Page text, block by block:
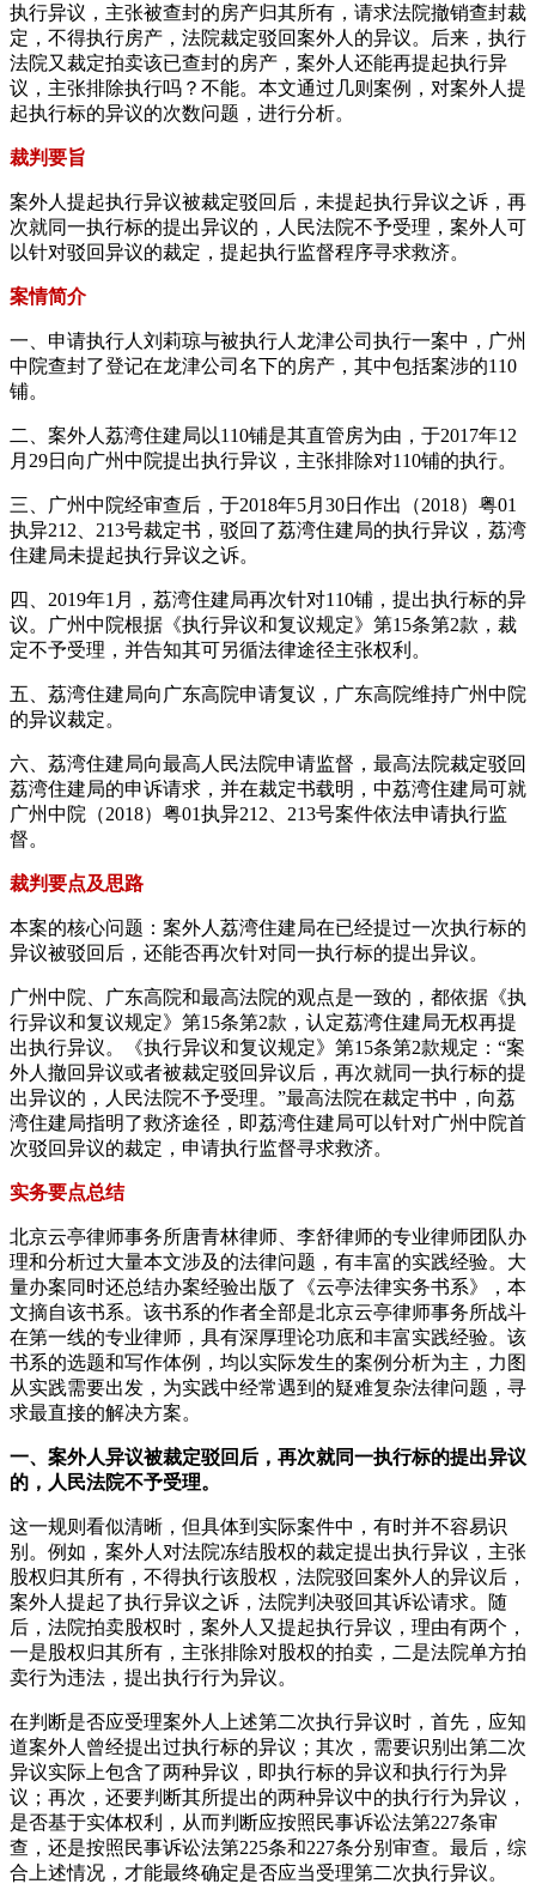
执行异议，主张被查封的房产归其所有，请求法院撤销查封裁
定，不得执行房产，法院裁定驳回案外人的异议。后来，执行
法院又裁定拍卖该已查封的房产，案外人还能再提起执行异
议，主张排除执行吗？不能。本文通过几则案例，对案外人提
起执行标的异议的次数问题，进行分析。
裁判要旨
案外人提起执行异议被裁定驳回后，未提起执行异议之诉，再
次就同一执行标的提出异议的，人民法院不予受理，案外人可
以针对驳回异议的裁定，提起执行监督程序寻求救济。
案情简介
一、申请执行人刘莉琼与被执行人龙津公司执行一案中，广州
中院查封了登记在龙津公司名下的房产，其中包括案涉的110
铺。
二、案外人荔湾住建局以110铺是其直管房为由，于2017年12
月29日向广州中院提出执行异议，主张排除对110铺的执行。
三、广州中院经审查后，于2018年5月30日作出（2018）粤01
执异212、213号裁定书，驳回了荔湾住建局的执行异议，荔湾
住建局未提起执行异议之诉。
四、2019年1月，荔湾住建局再次针对110铺，提出执行标的异
议。广州中院根据《执行异议和复议规定》第15条第2款，裁
定不予受理，并告知其可另循法律途径主张权利。
五、荔湾住建局向广东高院申请复议，广东高院维持广州中院
的异议裁定。
六、荔湾住建局向最高人民法院申请监督，最高法院裁定驳回
荔湾住建局的申诉请求，并在裁定书载明，中荔湾住建局可就
广州中院（2018）粤01执异212、213号案件依法申请执行监
督。
裁判要点及思路
本案的核心问题：案外人荔湾住建局在已经提过一次执行标的
异议被驳回后，还能否再次针对同一执行标的提出异议。
广州中院、广东高院和最高法院的观点是一致的，都依据《执
行异议和复议规定》第15条第2款，认定荔湾住建局无权再提
出执行异议。《执行异议和复议规定》第15条第2款规定：“案
外人撤回异议或者被裁定驳回异议后，再次就同一执行标的提
出异议的，人民法院不予受理。”最高法院在裁定书中，向荔
湾住建局指明了救济途径，即荔湾住建局可以针对广州中院首
次驳回异议的裁定，申请执行监督寻求救济。
实务要点总结
北京云亭律师事务所唐青林律师、李舒律师的专业律师团队办
理和分析过大量本文涉及的法律问题，有丰富的实践经验。大
量办案同时还总结办案经验出版了《云亭法律实务书系》，本
文摘自该书系。该书系的作者全部是北京云亭律师事务所战斗
在第一线的专业律师，具有深厚理论功底和丰富实践经验。该
书系的选题和写作体例，均以实际发生的案例分析为主，力图
从实践需要出发，为实践中经常遇到的疑难复杂法律问题，寻
求最直接的解决方案。
一、案外人异议被裁定驳回后，再次就同一执行标的提出异议
的，人民法院不予受理。
这一规则看似清晰，但具体到实际案件中，有时并不容易识
别。例如，案外人对法院冻结股权的裁定提出执行异议，主张
股权归其所有，不得执行该股权，法院驳回案外人的异议后，
案外人提起了执行异议之诉，法院判决驳回其诉讼请求。随
后，法院拍卖股权时，案外人又提起执行异议，理由有两个，
一是股权归其所有，主张排除对股权的拍卖，二是法院单方拍
卖行为违法，提出执行行为异议。
在判断是否应受理案外人上述第二次执行异议时，首先，应知
道案外人曾经提出过执行标的异议；其次，需要识别出第二次
异议实际上包含了两种异议，即执行标的异议和执行行为异
议；再次，还要判断其所提出的两种异议中的执行行为异议，
是否基于实体权利，从而判断应按照民事诉讼法第227条审
查，还是按照民事诉讼法第225条和227条分别审查。最后，综
合上述情况，才能最终确定是否应当受理第二次执行异议。